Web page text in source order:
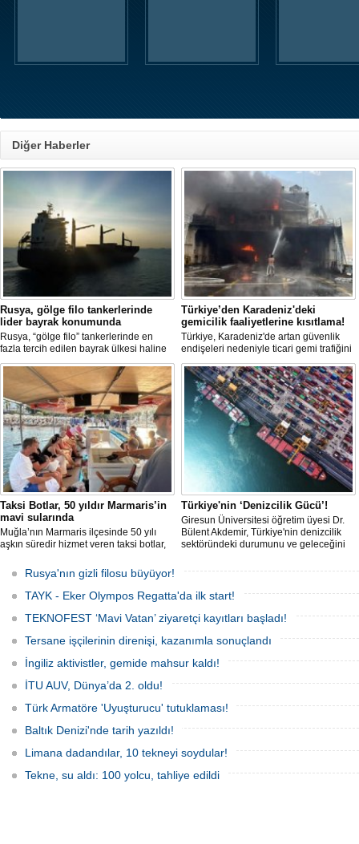
Diğer Haberler
Rusya, gölge filo tankerlerinde
lider bayrak konumunda
Rusya, “gölge filo” tankerlerinde en
fazla tercih edilen bayrak ülkesi haline
geldi. Yaptırım baskısının artmasıyla
birlikte çok sayıda tanker Rus bayrağına
geçerken, bu durum küresel denizcilik
yaptırımlarının uygulanması açısından
yeni bir tablo ortaya koyuyor.
Türkiye’den Karadeniz'deki
gemicilik faaliyetlerine kısıtlama!
Türkiye, Karadeniz'de artan güvenlik
endişeleri nedeniyle ticari gemi trafiğini
kısıtlamaya başladı. Bu durum,
bölgedeki gıda güvenliğini tehdit ediyor.
Taksi Botlar, 50 yıldır Marmaris’in
mavi sularında
Muğla’nın Marmaris ilçesinde 50 yılı
aşkın süredir hizmet veren taksi botlar,
amacıyla kullanılmaya devam ediyor.
Türkiye'nin ‘Denizcilik Gücü’!
Giresun Üniversitesi öğretim üyesi Dr.
Bülent Akdemir, Türkiye'nin denizcilik
sektöründeki durumunu ve geleceğini
Rusya'nın gizli filosu büyüyor!
TAYK - Eker Olympos Regatta'da ilk start!
TEKNOFEST ‘Mavi Vatan’ ziyaretçi kayıtları başladı!
Tersane işçilerinin direnişi, kazanımla sonuçlandı
İngiliz aktivistler, gemide mahsur kaldı!
İTU AUV, Dünya’da 2. oldu!
Türk Armatöre 'Uyuşturucu' tutuklaması!
Baltık Denizi'nde tarih yazıldı!
Limana dadandılar, 10 tekneyi soydular!
Tekne, su aldı: 100 yolcu, tahliye edildi